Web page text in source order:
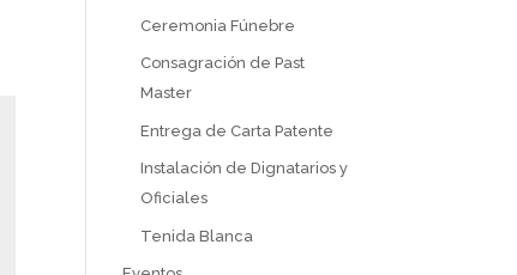
Ceremonia Fúnebre
Consagración de Past
Master
Entrega de Carta Patente
Instalación de Dignatarios y
Oficiales
Tenida Blanca